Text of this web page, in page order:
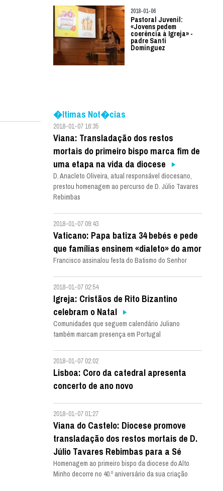
2018-01-06
Pastoral Juvenil:
«Jovens pedem
coerência à Igreja» -
padre Santi
Dominguez
�ltimas Not�cias
2018-01-07 16:35
Viana: Transladação dos restos
mortais do primeiro bispo marca fim de
uma etapa na vida da diocese
D. Anacleto Oliveira, atual responsável diocesano,
prestou homenagem ao percurso de D. Júlio Tavares
Rebimbas
2018-01-07 09:43
Vaticano: Papa batiza 34 bebés e pede
que famílias ensinem «dialeto» do amor
Francisco assinalou festa do Batismo do Senhor
2018-01-07 02:54
Igreja: Cristãos de Rito Bizantino
celebram o Natal
Comunidades que seguem calendário Juliano
também marcam presença em Portugal
2018-01-07 02:02
Lisboa: Coro da catedral apresenta
concerto de ano novo
2018-01-07 01:27
Viana do Castelo: Diocese promove
transladação dos restos mortais de D.
Júlio Tavares Rebimbas para a Sé
Homenagem ao primeiro bispo da diocese do Alto
Minho decorre no 40.º aniversário da sua criação